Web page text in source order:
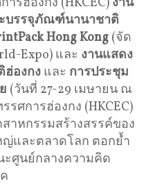
บรรจุภัณฑ์นานาชาติ
Hong Kong (จัด
Expo) และ งานแสดง
องกง และ การประชุม
(วันที่ 27-29 เมษายน ณ
ศการฮ่องกง (HKCEC)
าหกรรมสร้างสรรค์ของ
และตลาดโลก ตอกย้ำ
ะศูนย์กลางความคิด